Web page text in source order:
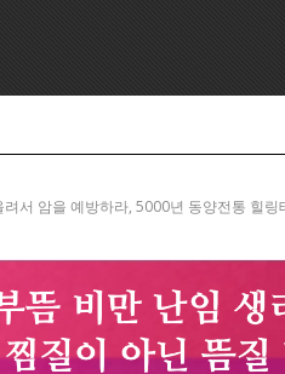
서 암을 예방하라, 5000년 동양전통 힐